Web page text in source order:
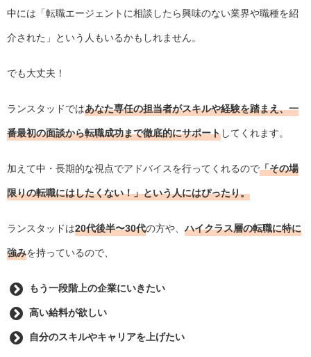
中には「転職エージェントに相談したら興味のない業界や職種を紹
介された」という人もいるかもしれません。
でも大丈夫！
ランスタッドではあなた専任の担当者がスキルや経験を踏まえ、一
番最初の面談から転職成功まで徹底的にサポートしてくれます。
加えて中・長期的な視点でアドバイスを行ってくれるので「その場
限りの転職にはしたくない！」という人にはぴったり。
ランスタッドは20代後半〜30代の方や、ハイクラス層の転職に特に
強みを持っているので、
もう一段階上の企業にいきたい
高い給料が欲しい
自分のスキルやキャリアを上げたい